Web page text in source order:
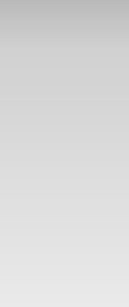
Handphone anda